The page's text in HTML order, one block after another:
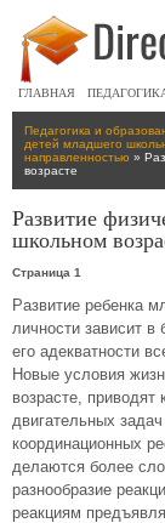
ГЛАВНАЯ
Педагогика и
детей младшего
направленностью »
возрасте
Развитие
школьном
Страница 1
Развитие ребенка
личности зависит в
его адекватности
Новые условия
возрасте,
двигательных
координационных
делаются более
разнообразие
реакциям